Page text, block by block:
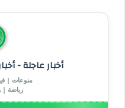
أخبار عاجلة -
منوعات |
رياضة